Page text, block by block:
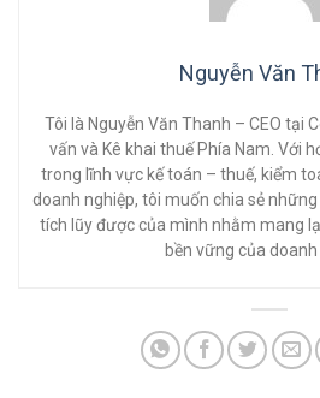
Nguyễn Văn
Tôi là Nguyễn Văn Thanh – CEO tại
vấn và Kê khai thuế Phía Nam. Với
trong lĩnh vực kế toán – thuế, kiểm
doanh nghiệp, tôi muốn chia sẻ
tích lũy được của mình nhằm mang
bền vững của doanh